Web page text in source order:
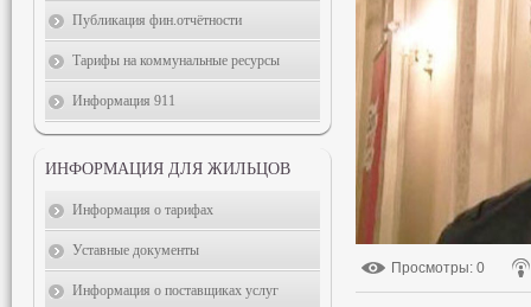
Просмотры: 0
Публикация фин.отчётности
Тарифы на коммунальные ресурсы
Информация 911
ИНФОРМАЦИЯ ДЛЯ ЖИЛЬЦОВ
Информация о тарифах
Уставные документы
Информация о поставщиках услуг